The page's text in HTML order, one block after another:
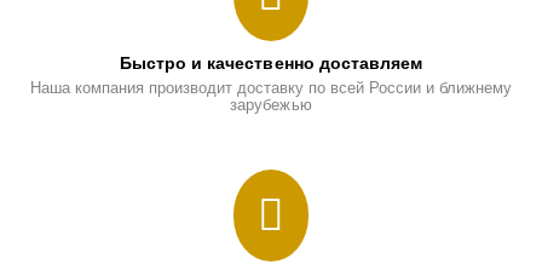
Быстро и качественно доставляем
Наша компания производит доставку по всей России и ближнему
зарубежью